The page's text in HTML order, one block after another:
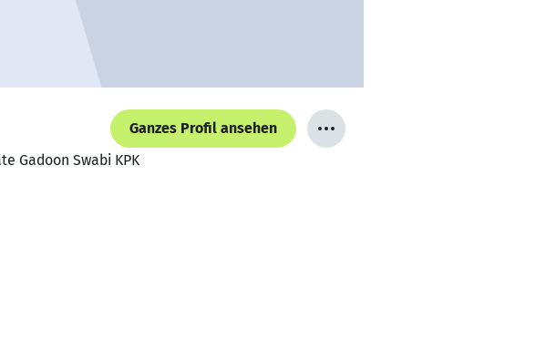
Ganzes Profil ansehen
Gadoon Swabi KPK